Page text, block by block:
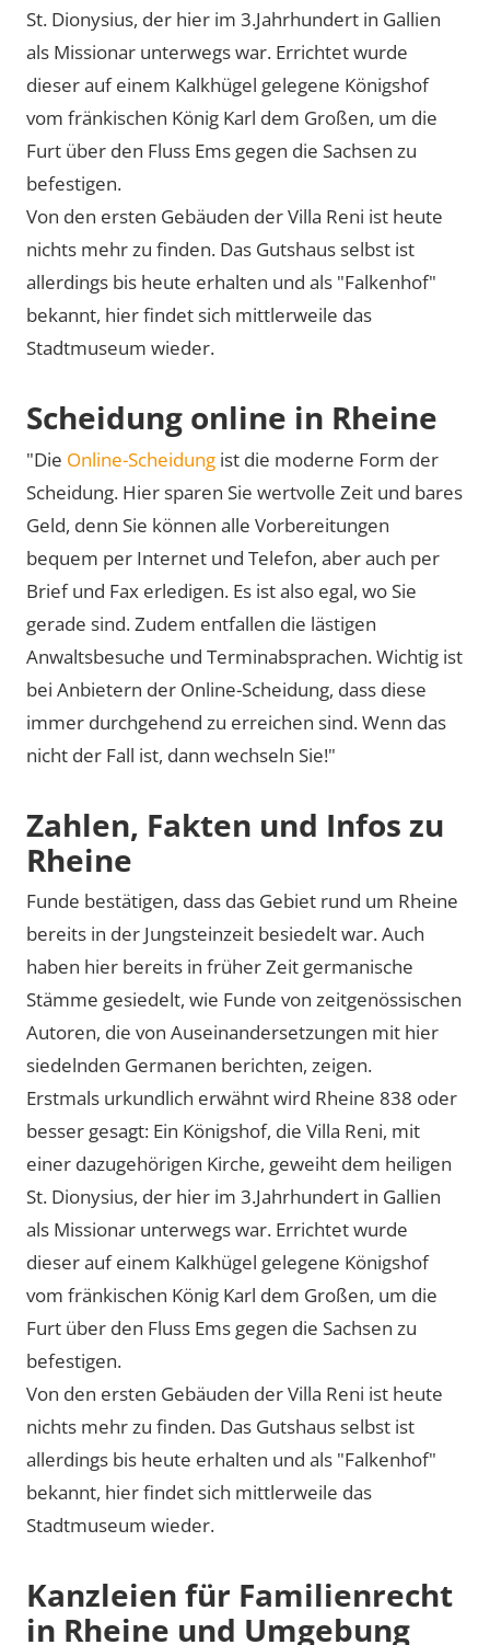
St. Dionysius, der hier im 3.Jahrhundert in Gallien
als Missionar unterwegs war. Errichtet wurde
dieser auf einem Kalkhügel gelegene Königshof
vom fränkischen König Karl dem Großen, um die
Furt über den Fluss Ems gegen die Sachsen zu
befestigen.
Von den ersten Gebäuden der Villa Reni ist heute
nichts mehr zu finden. Das Gutshaus selbst ist
allerdings bis heute erhalten und als Falkenhof
bekannt, hier findet sich mittlerweile das
Stadtmuseum wieder.
Scheidung online in Rheine
"Die Online-Scheidung ist die moderne Form der
Scheidung. Hier sparen Sie wertvolle Zeit und bares
Geld, denn Sie können alle Vorbereitungen
bequem per Internet und Telefon, aber auch per
Brief und Fax erledigen. Es ist also egal, wo Sie
gerade sind. Zudem entfallen die lästigen
Anwaltsbesuche und Terminabsprachen. Wichtig ist
bei Anbietern der Online-Scheidung, dass diese
immer durchgehend zu erreichen sind. Wenn das
nicht der Fall ist, dann wechseln Sie!"
Zahlen, Fakten und Infos zu
Rheine
Funde bestätigen, dass das Gebiet rund um Rheine
bereits in der Jungsteinzeit besiedelt war. Auch
haben hier bereits in früher Zeit germanische
Stämme gesiedelt, wie Funde von zeitgenössischen
Autoren, die von Auseinandersetzungen mit hier
siedelnden Germanen berichten, zeigen.
Erstmals urkundlich erwähnt wird Rheine 838 oder
besser gesagt: Ein Königshof, die Villa Reni, mit
einer dazugehörigen Kirche, geweiht dem heiligen
St. Dionysius, der hier im 3.Jahrhundert in Gallien
als Missionar unterwegs war. Errichtet wurde
dieser auf einem Kalkhügel gelegene Königshof
vom fränkischen König Karl dem Großen, um die
Furt über den Fluss Ems gegen die Sachsen zu
befestigen.
Von den ersten Gebäuden der Villa Reni ist heute
nichts mehr zu finden. Das Gutshaus selbst ist
allerdings bis heute erhalten und als Falkenhof
bekannt, hier findet sich mittlerweile das
Stadtmuseum wieder.
Kanzleien für Familienrecht
in Rheine und Umgebung